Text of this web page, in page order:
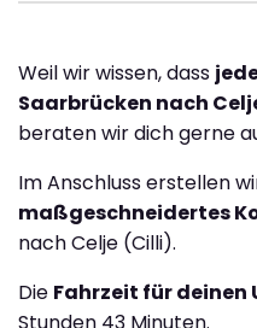
Weil wir wissen, dass
Saarbrücken nach
beraten wir dich gerne
Im Anschluss erstellen
maßgeschneidertes
nach Celje (Cilli).
Die Fahrzeit für deinen